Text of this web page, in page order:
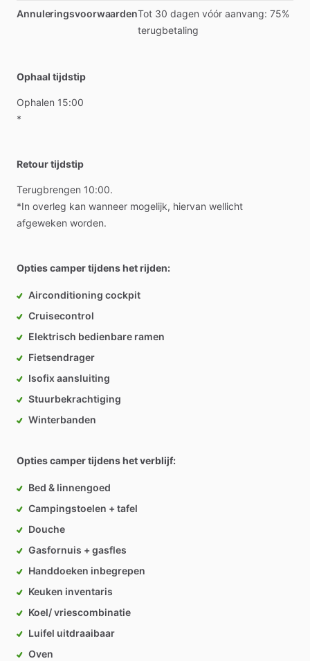
AnnuleringsvoorwaardenTot 30 dagen vóór aanvang: 75%
terugbetaling
Ophaal tijdstip
Ophalen 15:00
*
Retour tijdstip
Terugbrengen 10:00.
*In overleg kan wanneer mogelijk, hiervan wellicht
afgeweken worden.
Opties camper tijdens het rijden:
Airconditioning cockpit
Cruisecontrol
Elektrisch bedienbare ramen
Fietsendrager
Isofix aansluiting
Stuurbekrachtiging
Winterbanden
Opties camper tijdens het verblijf:
Bed & linnengoed
Campingstoelen + tafel
Douche
Gasfornuis + gasfles
Handdoeken inbegrepen
Keuken inventaris
Koel/ vriescombinatie
Luifel uitdraaibaar
Oven